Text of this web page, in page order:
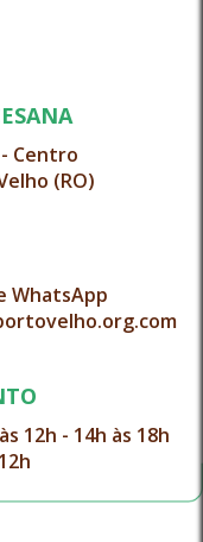
Centro
(RO)
WhatsApp
12h - 14h às 18h